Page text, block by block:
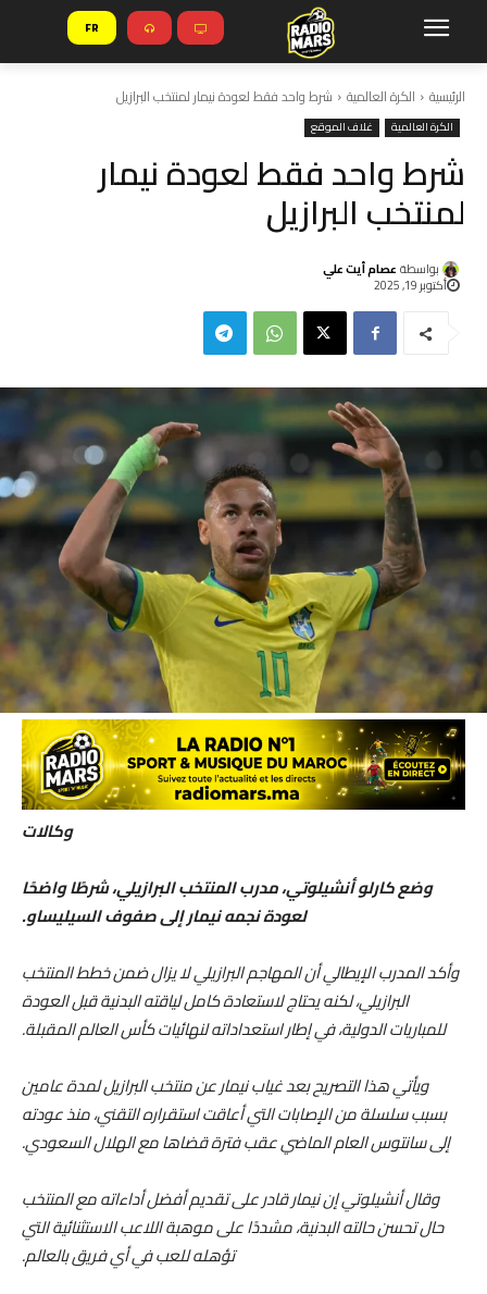
FR
الرئيسية الكرة العالمية شرط واحد فقط لعودة نيمار لمنتخب البرازيل
الكرة العالمية غلاف الموقع
شرط واحد فقط لعودة نيمار
لمنتخب البرازيل
بواسطة عصام أيت علي
أكتوبر 19, 2025
وكالات
وضع كارلو أنشيلوتي، مدرب المنتخب البرازيلي، شرطًا واضحًا
لعودة نجمه نيمار إلى صفوف السيليساو.
وأكد المدرب الإيطالي أن المهاجم البرازيلي لا يزال ضمن خطط المنتخب
البرازيلي، لكنه يحتاج لاستعادة كامل لياقته البدنية قبل العودة
للمباريات الدولية، في إطار استعداداته لنهائيات كأس العالم المقبلة.
ويأتي هذا التصريح بعد غياب نيمار عن منتخب البرازيل لمدة عامين
بسبب سلسلة من الإصابات التي أعاقت استقراره التقني، منذ عودته
إلى سانتوس العام الماضي عقب فترة قضاها مع الهلال السعودي.
وقال أنشيلوتي إن نيمار قادر على تقديم أفضل أداءاته مع المنتخب
حال تحسن حالته البدنية، مشددًا على موهبة اللاعب الاستثنائية التي
تؤهله للعب في أي فريق بالعالم.